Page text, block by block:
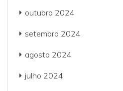
outubro 2024
setembro 2024
agosto 2024
julho 2024